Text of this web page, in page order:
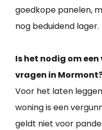
goedkope panelen,
nog beduidend lager.
Is het nodig om
vragen in
Voor het laten
woning is een
geldt niet voor